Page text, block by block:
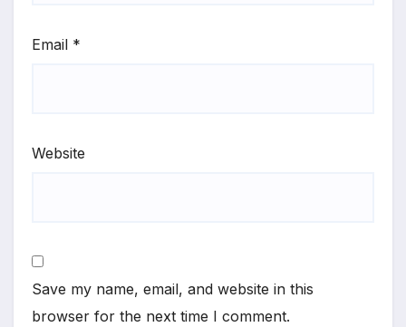
Email *
Website
Save my name, email, and website in this
browser for the next time I comment.